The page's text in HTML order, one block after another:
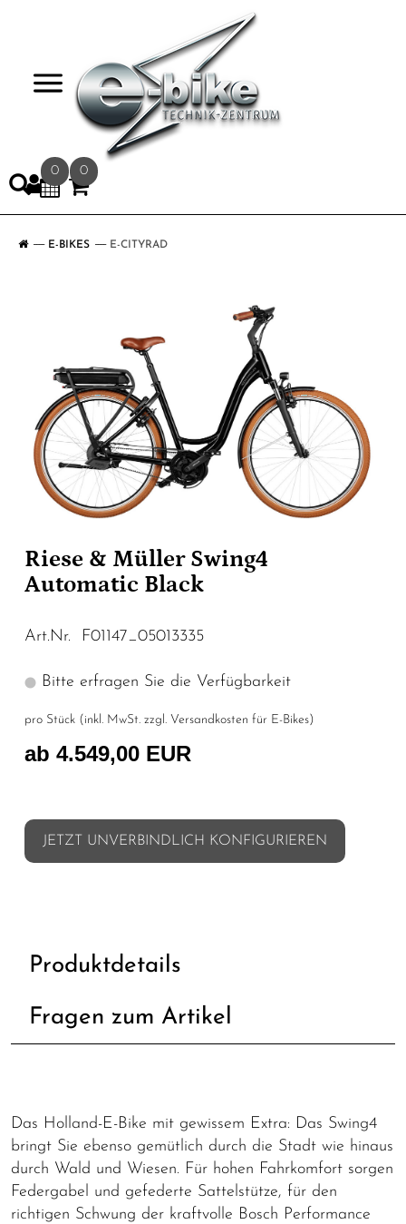
0 0
E-BIKES E-CITYRAD
Riese & Müller Swing4
Automatic Black
Art.Nr. F01147_05013335
Bitte erfragen Sie die Verfügbarkeit
pro Stück (inkl. MwSt. zzgl. Versandkosten für E-Bikes)
ab 4.549,00 EUR
JETZT UNVERBINDLICH KONFIGURIEREN
Produktdetails
Fragen zum Artikel
Das Holland-E-Bike mit gewissem Extra: Das Swing4
bringt Sie ebenso gemütlich durch die Stadt wie hinaus
durch Wald und Wiesen. Für hohen Fahrkomfort sorgen
Federgabel und gefederte Sattelstütze, für den
richtigen Schwung der kraftvolle Bosch Performance